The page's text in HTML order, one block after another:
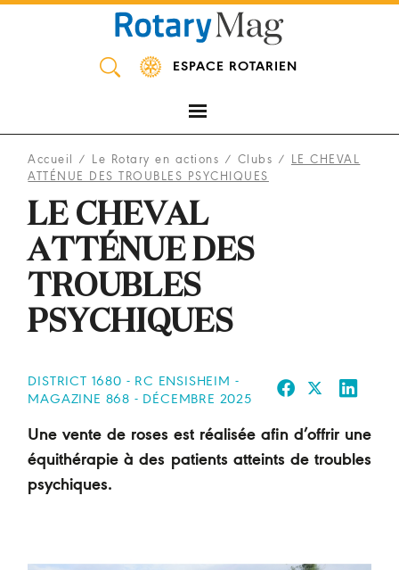
ESPACE ROTARIEN
Accueil / Le Rotary en actions / Clubs / LE CHEVAL
ATTÉNUE DES TROUBLES PSYCHIQUES
LE CHEVAL
ATTÉNUE DES
TROUBLES
PSYCHIQUES
DISTRICT 1680 - RC ENSISHEIM -
MAGAZINE 868 - DÉCEMBRE 2025
Une vente de roses est réalisée afin d’offrir une
équithérapie à des patients atteints de troubles
psychiques.
Panneau de gestion des cookies